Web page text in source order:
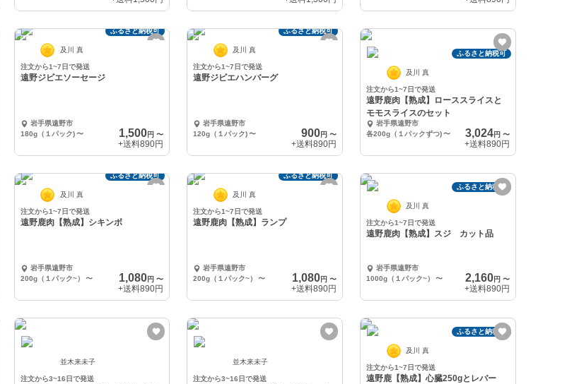
ふるさと納税可
及川 真
注文から1~7日で発送
遠野ジビエソーセージ
岩手県遠野市
180g（１パック) 〜 1,500円〜
+送料890円
ふるさと納税可
及川 真
注文から1~7日で発送
遠野ジビエハンバーグ
岩手県遠野市
120g（１パック) 〜 900円〜
+送料890円
ふるさと納税可
及川 真
注文から1~7日で発送
遠野鹿肉【熟成】ローススライスと
モモスライスのセット
岩手県遠野市
各200g（１パックずつ)〜 3,024円 〜
+送料890円
ふるさと納税可
及川 真
注文から1~7日で発送
遠野鹿肉【熟成】シキンボ
岩手県遠野市
200g（１パック~）
〜 1,080円〜
+送料890円
ふるさと納税可
及川 真
注文から1~7日で発送
遠野鹿肉【熟成】ランプ
岩手県遠野市
200g（１パック~）
〜 1,080円〜
+送料890円
ふるさと納税可
及川 真
注文から1~7日で発送
遠野鹿肉【熟成】スジ カット品
岩手県遠野市
1000g（１パック~）
〜 2,160円 〜
+送料890円
並木来未子
注文から3~16日で発送
並木来未子
注文から3~16日で発送
ふるさと納税可
及川 真
注文から1~7日で発送
遠野鹿【熟成】心臓250gとレバー